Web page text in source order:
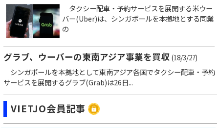
タクシー配車・予約サービスを展開する米ウー
バー(Uber)は、シンガポールを本拠地とする同業
の
グラブ、ウーバーの東南アジア事業を買収 (18/3/27)
シンガポールを本拠地として東南アジア各国でタクシー配車・予約
サービスを展開するグラブ(Grab)は26日...
VIETJO会員記事